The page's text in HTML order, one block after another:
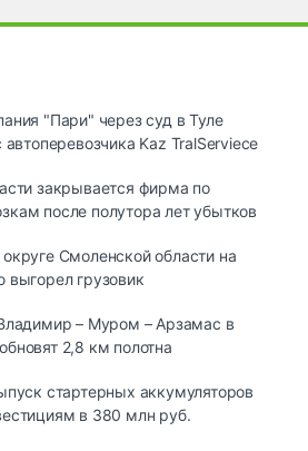
"Пари" через суд в Туле
Kaz TralServiece
закрывается фирма по
после полутора лет убытков
Смоленской области на
выгорел грузовик
– Муром – Арзамас в
2,8 км полотна
стартерных аккумуляторов
в 380 млн руб.